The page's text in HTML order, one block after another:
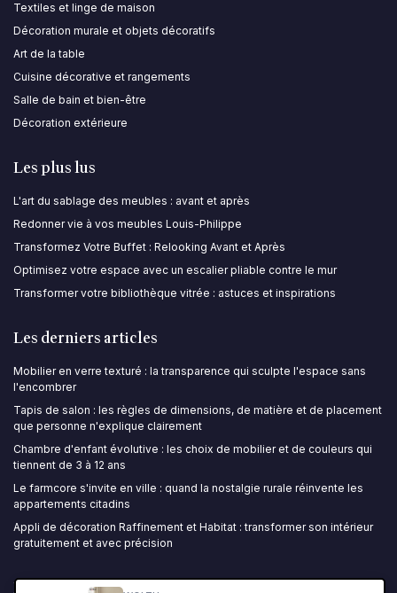
Textiles et linge de maison
Décoration murale et objets décoratifs
Art de la table
Cuisine décorative et rangements
Salle de bain et bien-être
Décoration extérieure
Les plus lus
L'art du sablage des meubles : avant et après
Redonner vie à vos meubles Louis-Philippe
Transformez Votre Buffet : Relooking Avant et Après
Optimisez votre espace avec un escalier pliable contre le mur
Transformer votre bibliothèque vitrée : astuces et inspirations
Les derniers articles
Mobilier en verre texturé : la transparence qui sculpte l'espace sans
l'encombrer
Tapis de salon : les règles de dimensions, de matière et de placement
que personne n'explique clairement
Chambre d'enfant évolutive : les choix de mobilier et de couleurs qui
tiennent de 3 à 12 ans
Le farmcore s'invite en ville : quand la nostalgie rurale réinvente les
appartements citadins
Appli de décoration Raffinement et Habitat : transformer son intérieur
gratuitement et avec précision
Ma Décoration Maison